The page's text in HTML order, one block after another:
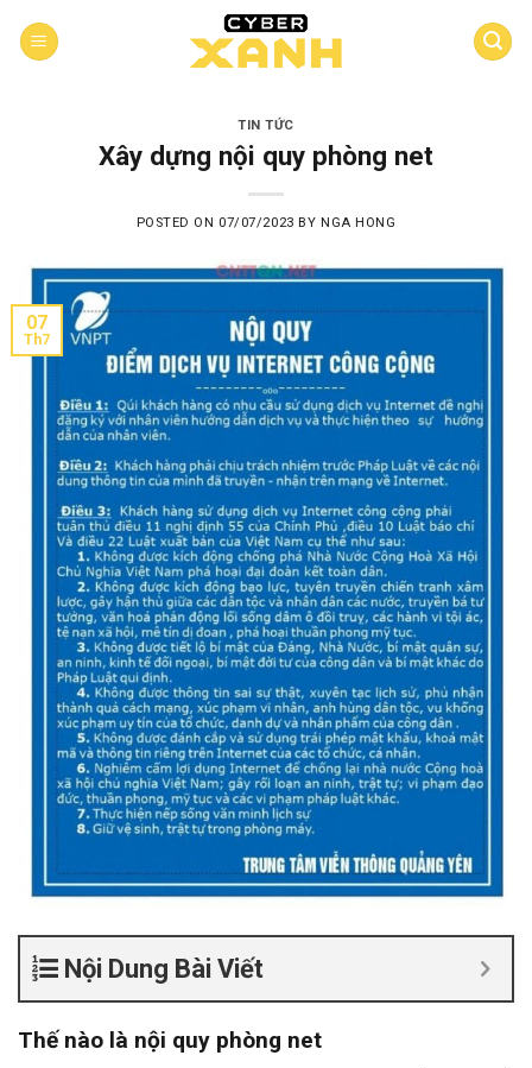
TIN TỨC
Xây dựng nội quy phòng net
POSTED ON 07/07/2023 BY NGA HONG
07
Th7
Nội Dung Bài Viết
Thế nào là nội quy phòng net